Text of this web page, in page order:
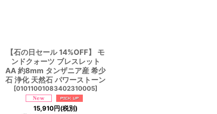
【石の日セール 14%OFF】 モ
ンドクォーツ ブレスレット
AA 約8mm タンザニア産 希少
石 浄化 天然石 パワーストーン
[01011001083402310005]
15,910円(税別)